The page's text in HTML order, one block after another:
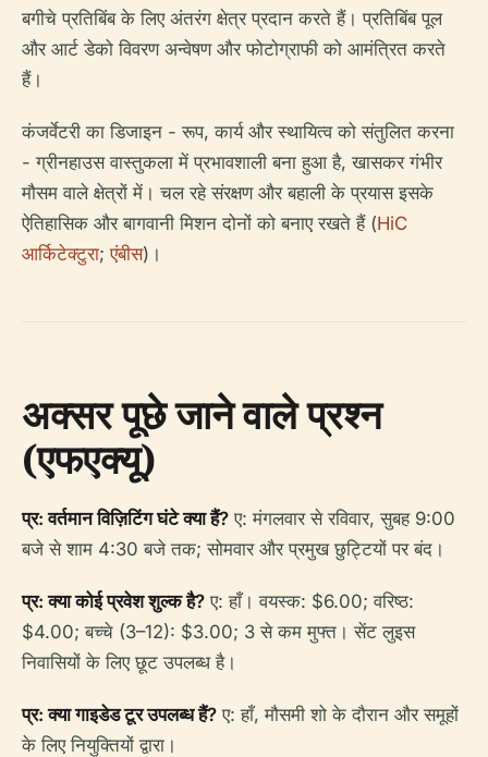
बगीचे प्रतिबिंब के लिए अंतरंग क्षेत्र प्रदान करते हैं। प्रतिबिंब पूल
और आर्ट डेको विवरण अन्वेषण और फोटोग्राफी को आमंत्रित करते
हैं।
कंजर्वेटरी का डिजाइन - रूप, कार्य और स्थायित्व को संतुलित करना
- ग्रीनहाउस वास्तुकला में प्रभावशाली बना हुआ है, खासकर गंभीर
मौसम वाले क्षेत्रों में। चल रहे संरक्षण और बहाली के प्रयास इसके
ऐतिहासिक और बागवानी मिशन दोनों को बनाए रखते हैं (HiC
आर्किटेक्टुरा;एंबीस)।
अक्सर पूछे जाने वाले प्रश्न
(एफएक्यू)
प्र: वर्तमान विज़िटिंग घंटे क्या हैं? ए: मंगलवार से रविवार, सुबह 9:00
बजे से शाम 4:30 बजे तक; सोमवार और प्रमुख छुट्टियों पर बंद।
प्र: क्या कोई प्रवेश शुल्क है? ए: हाँ। वयस्क: $6.00; वरिष्ठ:
$4.00; बच्चे (3–12): $3.00; 3 से कम मुफ्त। सेंट लुइस
निवासियों के लिए छूट उपलब्ध है।
प्र: क्या गाइडेड टूर उपलब्ध हैं? ए: हाँ, मौसमी शो के दौरान और समूहों
के लिए नियुक्तियों द्वारा।